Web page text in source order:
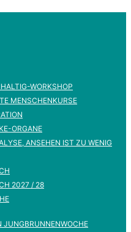
WORKSHOP
MENSCHENKURSE
ORGANE
ANSEHEN IST ZU WENIG
2027 / 28
JUNGBRUNNENWOCHE